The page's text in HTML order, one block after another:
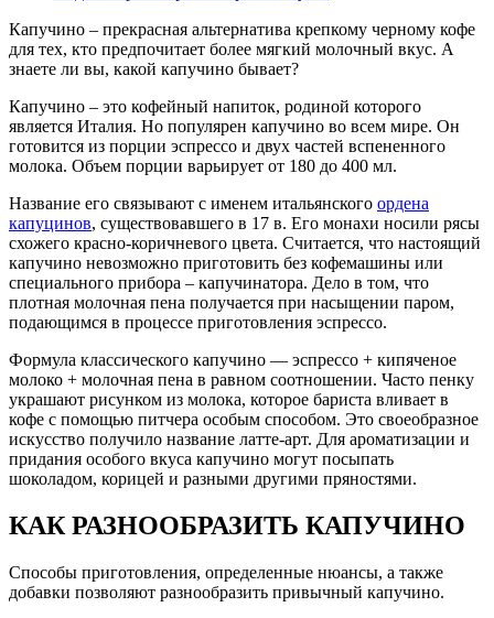
Капучино – прекрасная альтернатива крепкому черному кофе
для тех, кто предпочитает более мягкий молочный вкус. А
знаете ли вы, какой капучино бывает?
Капучино – это кофейный напиток, родиной которого
является Италия. Но популярен капучино во всем мире. Он
готовится из порции эспрессо и двух частей вспененного
молока. Объем порции варьирует от 180 до 400 мл.
Название его связывают с именем итальянского ордена
капуцинов, существовавшего в 17 в. Его монахи носили рясы
схожего красно-коричневого цвета. Считается, что настоящий
капучино невозможно приготовить без кофемашины или
специального прибора – капучинатора. Дело в том, что
плотная молочная пена получается при насыщении паром,
подающимся в процессе приготовления эспрессо.
Формула классического капучино — эспрессо + кипяченое
молоко + молочная пена в равном соотношении. Часто пенку
украшают рисунком из молока, которое бариста вливает в
кофе с помощью питчера особым способом. Это своеобразное
искусство получило название латте-арт. Для ароматизации и
придания особого вкуса капучино могут посыпать
шоколадом, корицей и разными другими пряностями.
КАК РАЗНООБРАЗИТЬ КАПУЧИНО
Способы приготовления, определенные нюансы, а также
добавки позволяют разнообразить привычный капучино.